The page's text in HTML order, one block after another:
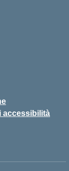
accessibilità